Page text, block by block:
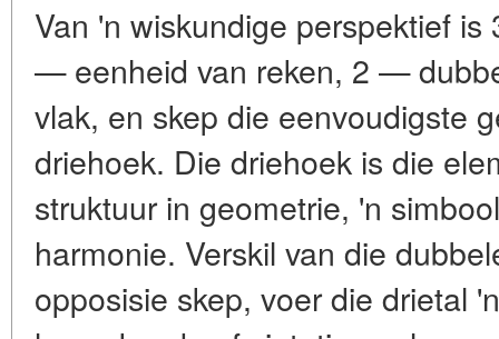
Van 'n wiskundige perspektief
— eenheid van reken, 2 —
vlak, en skep die eenvoudigste
driehoek. Die driehoek is die
struktuur in geometrie, 'n
harmonie. Verskil van die
opposisie skep, voer die drietal